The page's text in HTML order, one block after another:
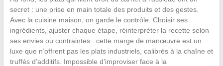
secret : une prise en main totale des produits et des gestes.
Avec la cuisine maison, on garde le contrôle. Choisir ses
ingrédients, ajuster chaque étape, réinterpréter la recette selon
ses envies ou contraintes : cette marge de manœuvre est un
luxe que n’offrent pas les plats industriels, calibrés à la chaîne et
truffés d’additifs. Impossible d’improviser face à la